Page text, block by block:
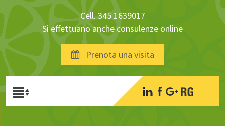
Cell. 345 1639017
Si effettuano anche consulenze online
Prenota una visita